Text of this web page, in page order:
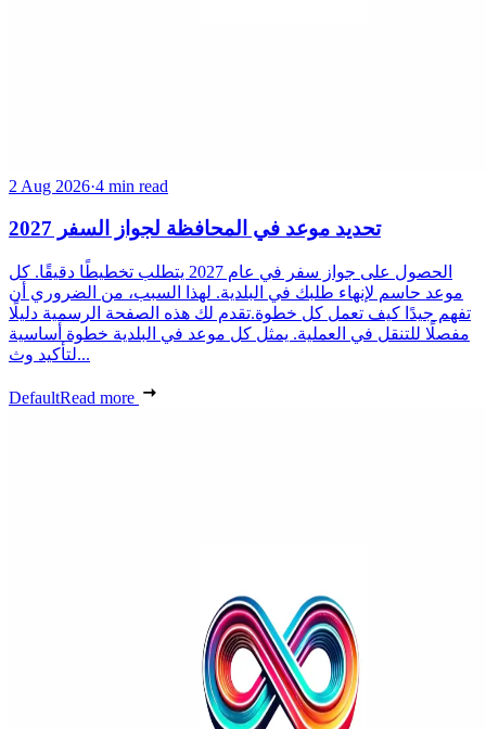
2 Aug 2026·4 min read
تحديد موعد في المحافظة لجواز السفر 2027
الحصول على جواز سفر في عام 2027 يتطلب تخطيطًا دقيقًا. كل
موعد حاسم لإنهاء طلبك في البلدية. لهذا السبب، من الضروري أن
تفهم جيدًا كيف تعمل كل خطوة.تقدم لك هذه الصفحة الرسمية دليلًا
مفصلًا للتنقل في العملية. يمثل كل موعد في البلدية خطوة أساسية
لتأكيد وث...
DefaultRead more